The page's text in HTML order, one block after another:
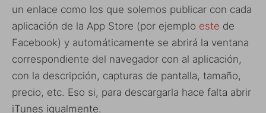
un enlace como los que solemos publicar con cada
aplicación de la App Store (por ejemplo este de
Facebook) y automáticamente se abrirá la ventana
correspondiente del navegador con al aplicación,
con la descripción, capturas de pantalla, tamaño,
precio, etc. Eso si, para descargarla hace falta abrir
iTunes igualmente.